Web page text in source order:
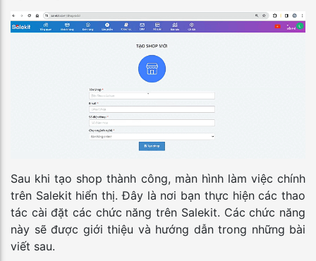
Sau khi tạo shop thành công, màn hình làm việc chính
trên Salekit hiển thị. Đây là nơi bạn thực hiện các thao
tác cài đặt các chức năng trên Salekit. Các chức năng
này sẽ được giới thiệu và hướng dẫn trong những bài
viết sau.